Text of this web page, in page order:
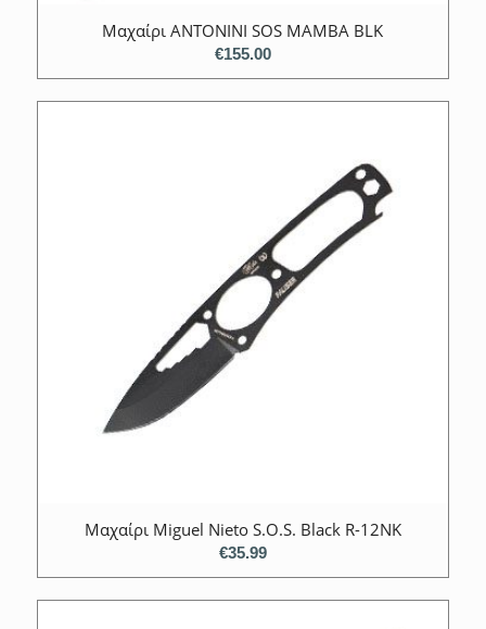
Μαχαίρι ANTONINI SOS MAMBA BLK
€155.00
Mαχαίρι Miguel Nieto S.O.S. Black R-12NK
€35.99